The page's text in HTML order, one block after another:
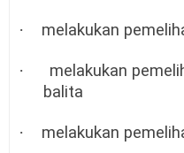
· melakukan
·
melakukan
balita
· melakukan